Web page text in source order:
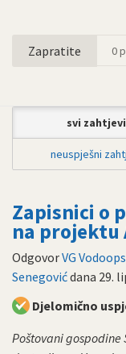
Zapratite 0
svi zahtjevi
neuspješni
Zapisnici o
na projektu
OdgovorVG
Senegovićdana 29.
Djelomično
Poštovani